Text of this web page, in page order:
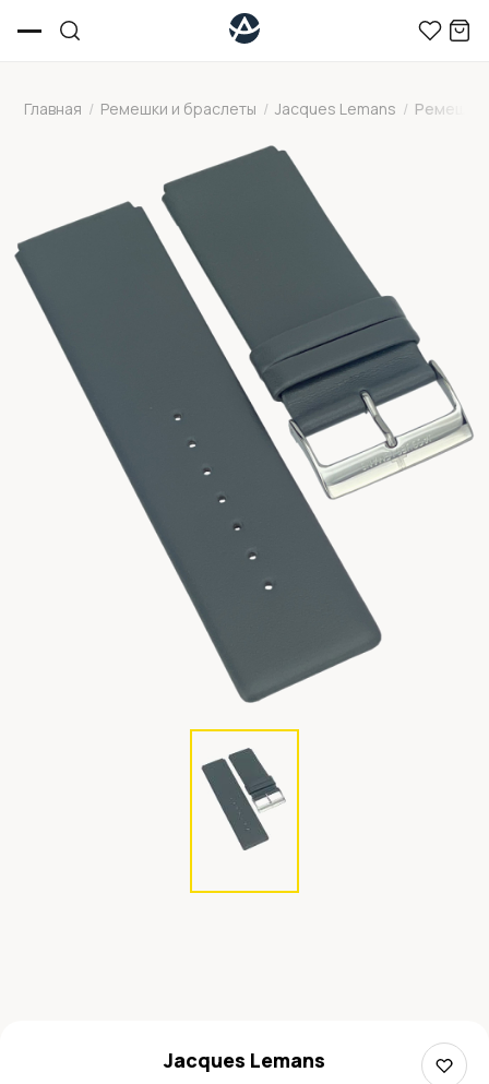
Главная / Ремешки и браслеты / Jacques Lemans / Ремешок
Jacques Lemans